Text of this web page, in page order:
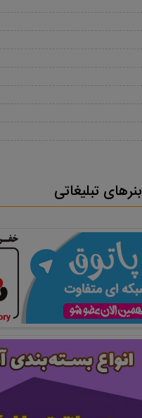
بنرهای تبلیغاتی